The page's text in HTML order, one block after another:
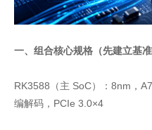
一、组合核心规格（先建立基准
RK3588（主 SoC）：8nm，
编解码，PCIe 3.0×4